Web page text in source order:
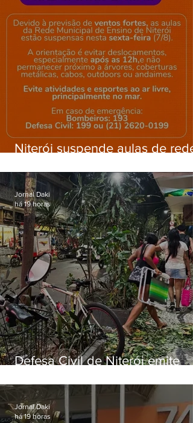
Niterói suspende aulas de rede
ventos fortes nesta sexta (7)
Defesa Civil de Niterói emite
sexta-feira (07)
Jornal Daki
há 19 horas
Jornal Daki
há 19 horas